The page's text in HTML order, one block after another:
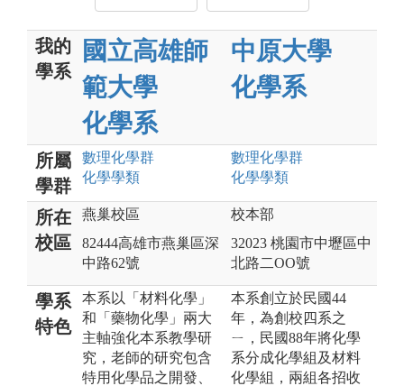
我的
學系
國立高雄師
範大學
化學系
中原大學
化學系
所屬
學群
數理化學群
化學學類
數理化學群
化學學類
所在
校區
燕巢校區
82444高雄市燕巢區深
中路62號
校本部
32023 桃園市中壢區中
北路二OO號
學系
特色
本系以「材料化學」
和「藥物化學」兩大
主軸強化本系教學研
究，老師的研究包含
特用化學品之開發、
本系創立於民國44
年，為創校四系之
ㄧ，民國88年將化學
系分成化學組及材料
化學組，兩組各招收